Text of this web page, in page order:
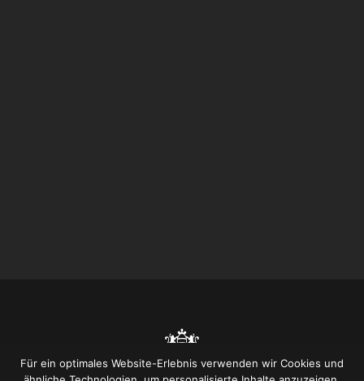
Für ein optimales Website-Erlebnis verwenden wir Cookies und